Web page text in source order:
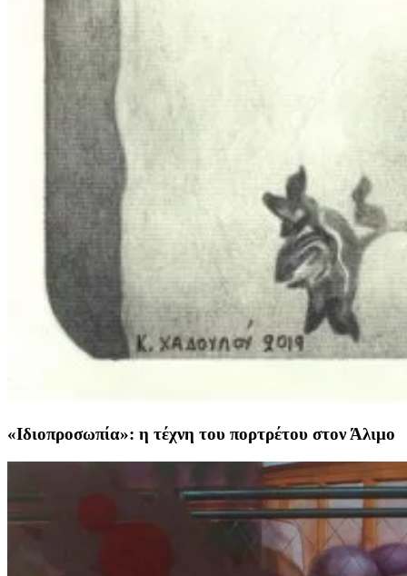
«Ιδιοπροσωπία»: η τέχνη του πορτρέτου στον Άλιμο